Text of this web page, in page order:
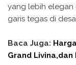
yang lebih elegan
garis tegas di
Baca Juga:
Grand